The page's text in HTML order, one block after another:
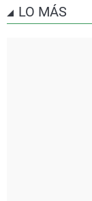
LO MÁS